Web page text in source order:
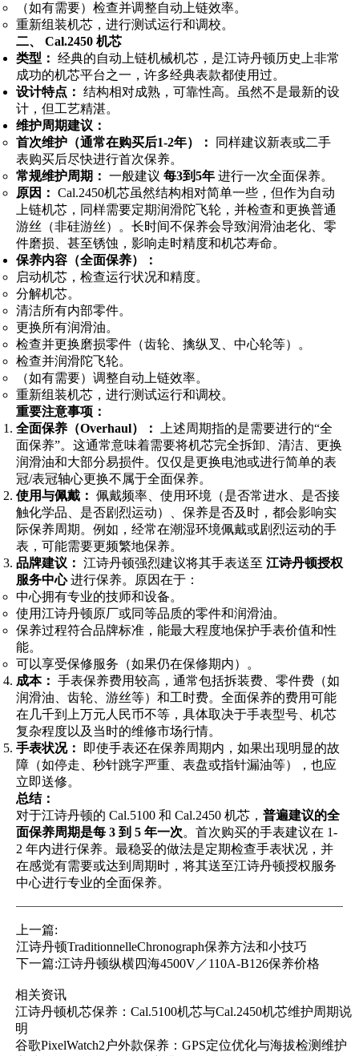
（如有需要）检查并调整自动上链效率。
重新组装机芯，进行测试运行和调校。
二、 Cal.2450 机芯
类型： 经典的自动上链机械机芯，是江诗丹顿历史上非常
成功的机芯平台之一，许多经典表款都使用过。
设计特点： 结构相对成熟，可靠性高。虽然不是最新的设
计，但工艺精湛。
维护周期建议：
首次维护（通常在购买后1-2年）：
同样建议新表或二手
表购买后尽快进行首次保养。
常规维护周期： 一般建议 每3到5年 进行一次全面保养。
原因： Cal.2450机芯虽然结构相对简单一些，但作为自动
上链机芯，同样需要定期润滑陀飞轮，并检查和更换普通
游丝（非硅游丝）。长时间不保养会导致润滑油老化、零
件磨损、甚至锈蚀，影响走时精度和机芯寿命。
保养内容（全面保养）：
启动机芯，检查运行状况和精度。
分解机芯。
清洁所有内部零件。
更换所有润滑油。
检查并更换磨损零件（齿轮、擒纵叉、中心轮等）。
检查并润滑陀飞轮。
（如有需要）调整自动上链效率。
重新组装机芯，进行测试运行和调校。
重要注意事项：
全面保养（Overhaul）：
上述周期指的是需要进行的“全
面保养”。这通常意味着需要将机芯完全拆卸、清洁、更换
润滑油和大部分易损件。仅仅是更换电池或进行简单的表
冠/表冠轴心更换不属于全面保养。
使用与佩戴： 佩戴频率、使用环境（是否常进水、是否接
触化学品、是否剧烈运动）、保养是否及时，都会影响实
际保养周期。例如，经常在潮湿环境佩戴或剧烈运动的手
表，可能需要更频繁地保养。
品牌建议： 江诗丹顿强烈建议将其手表送至 江诗丹顿授权
服务中心进行保养。原因在于：
中心拥有专业的技师和设备。
使用江诗丹顿原厂或同等品质的零件和润滑油。
保养过程符合品牌标准，能最大程度地保护手表价值和性
能。
可以享受保修服务（如果仍在保修期内）。
成本： 手表保养费用较高，通常包括拆装费、零件费（如
润滑油、齿轮、游丝等）和工时费。全面保养的费用可能
在几千到上万元人民币不等，具体取决于手表型号、机芯
复杂程度以及当时的维修市场行情。
手表状况：
即使手表还在保养周期内，如果出现明显的故
障（如停走、秒针跳字严重、表盘或指针漏油等），也应
立即送修。
总结：
对于江诗丹顿的 Cal.5100 和 Cal.2450 机芯， 普遍建议的全
面保养周期是每 3 到 5 年一次。首次购买的手表建议在 1-
2 年内进行保养。最稳妥的做法是定期检查手表状况，并
在感觉有需要或达到周期时，将其送至江诗丹顿授权服务
中心进行专业的全面保养。
上一篇:
江诗丹顿TraditionnelleChronograph保养方法和小技巧
下一篇:江诗丹顿纵横四海4500V／110A-B126保养价格
相关资讯
江诗丹顿机芯保养：Cal.5100机芯与Cal.2450机芯维护周期说
明
谷歌PixelWatch2户外款保养：GPS定位优化与海拔检测维护